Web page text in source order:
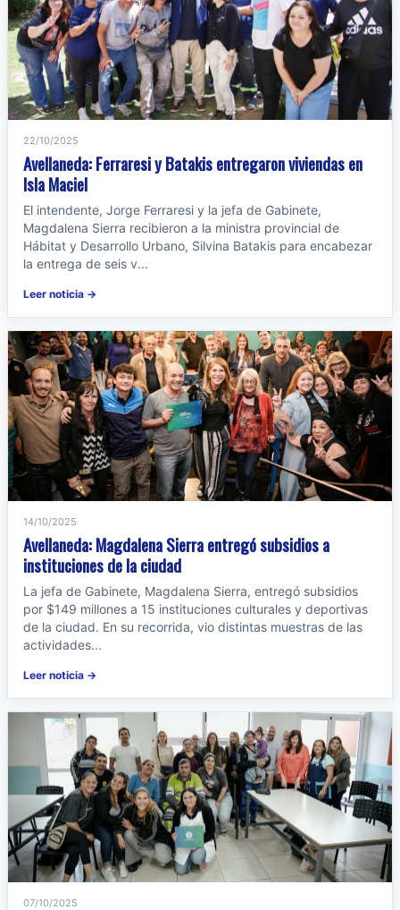
22/10/2025
Avellaneda: Ferraresi y Batakis entregaron viviendas en
Isla Maciel
El intendente, Jorge Ferraresi y la jefa de Gabinete,
Magdalena Sierra recibieron a la ministra provincial de
Hábitat y Desarrollo Urbano, Silvina Batakis para encabezar
la entrega de seis v...
Leer noticia →
14/10/2025
Avellaneda: Magdalena Sierra entregó subsidios a
instituciones de la ciudad
La jefa de Gabinete, Magdalena Sierra, entregó subsidios
por $149 millones a 15 instituciones culturales y deportivas
de la ciudad. En su recorrida, vio distintas muestras de las
actividades...
Leer noticia →
07/10/2025